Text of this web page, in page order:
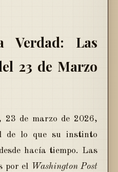
Las
23 de Marzo
23 de marzo de 2026,
de lo que su instinto
hacía tiempo. Las
por el
Washington Post